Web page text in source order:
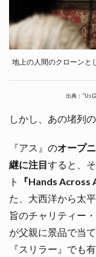
地上の人間のクローンと
出典：
しかし、あの堵列
『アス』のオープ
継に注目すると、
ト
『Hands
た、大西洋から太
旨のチャリティー
が父親に景品で当
『スリラー』でも